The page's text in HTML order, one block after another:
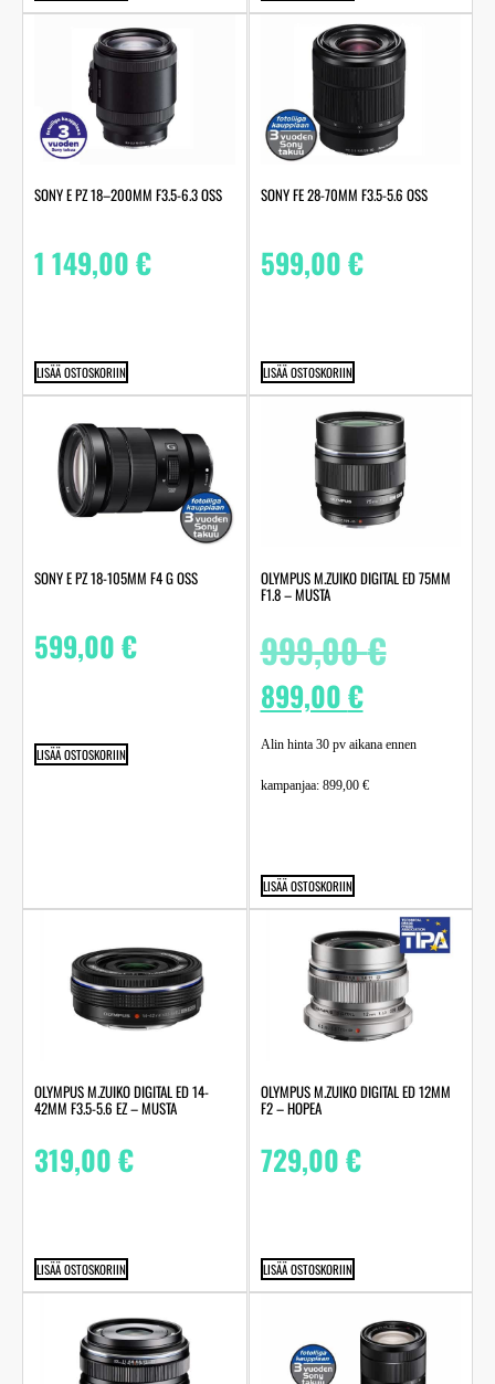
SONY E PZ 18–200MM F3.5-6.3 OSS
1 149,00€
LISÄÄ OSTOSKORIIN
SONY FE 28-70MM F3.5-5.6 OSS
599,00€
LISÄÄ OSTOSKORIIN
SONY E PZ 18-105MM F4 G OSS
599,00€
LISÄÄ OSTOSKORIIN
OLYMPUS M.ZUIKO DIGITAL ED 75MM
F1.8 – MUSTA
999,00€
899,00€
Alin hinta 30 pv aikana ennen
kampanjaa: 899,00 €
LISÄÄ OSTOSKORIIN
OLYMPUS M.ZUIKO DIGITAL ED 14-
42MM F3.5-5.6 EZ – MUSTA
319,00€
LISÄÄ OSTOSKORIIN
OLYMPUS M.ZUIKO DIGITAL ED 12MM
F2 – HOPEA
729,00€
LISÄÄ OSTOSKORIIN